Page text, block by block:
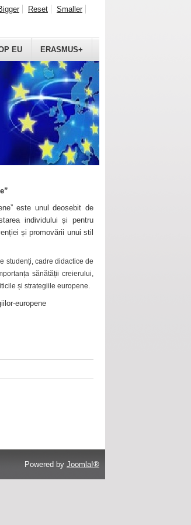
EU ERASMUS+
Reset Smaller
este unul deosebit de
individului și pentru
și promovării unui stil
studenți, cadre didactice de
sănătății creierului,
și strategiile europene.
europene
Powered by Joomla!®